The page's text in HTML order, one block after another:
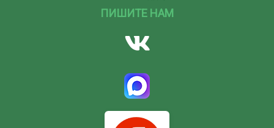
ПИШИТЕ НАМ